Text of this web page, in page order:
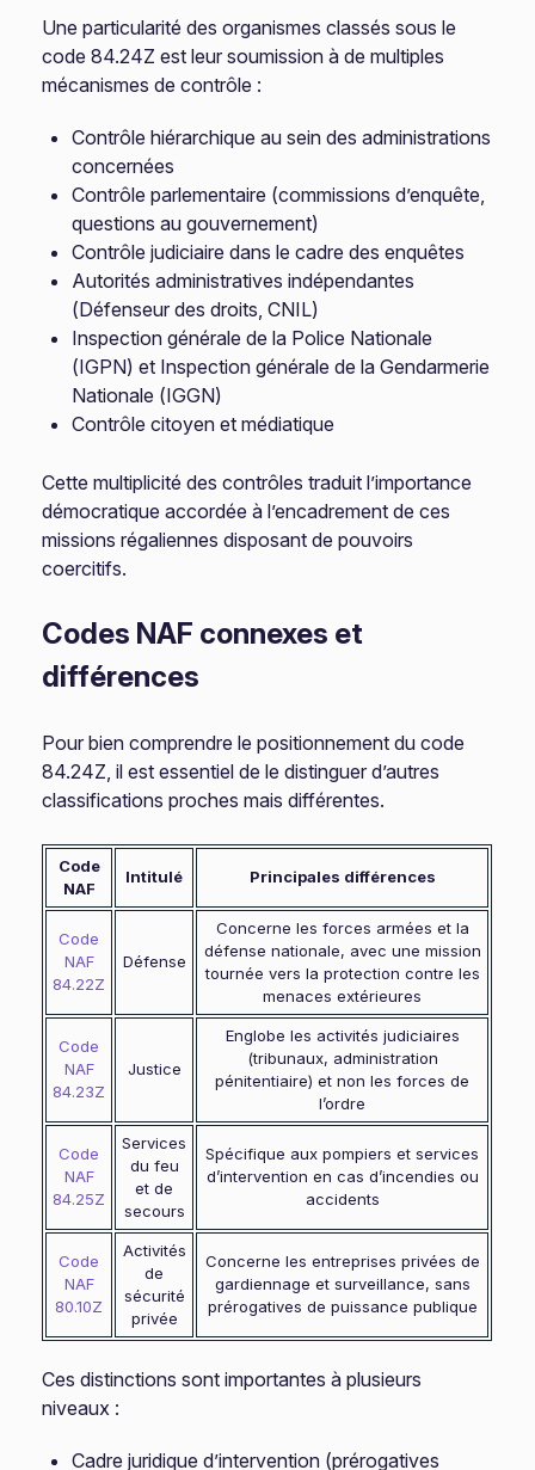
Une particularité des organismes classés sous le
code 84.24Z est leur soumission à de multiples
mécanismes de contrôle :
Contrôle hiérarchique au sein des administrations
concernées
Contrôle parlementaire (commissions d’enquête,
questions au gouvernement)
Contrôle judiciaire dans le cadre des enquêtes
Autorités administratives indépendantes
(Défenseur des droits, CNIL)
Inspection générale de la Police Nationale
(IGPN) et Inspection générale de la Gendarmerie
Nationale (IGGN)
Contrôle citoyen et médiatique
Cette multiplicité des contrôles traduit l’importance
démocratique accordée à l’encadrement de ces
missions régaliennes disposant de pouvoirs
coercitifs.
Codes NAF connexes et
différences
Pour bien comprendre le positionnement du code
84.24Z, il est essentiel de le distinguer d’autres
classifications proches mais différentes.
Code
NAF
Intitulé Principales différences
Code
NAF
84.22Z
Défense
Concerne les forces armées et la
défense nationale, avec une mission
tournée vers la protection contre les
menaces extérieures
Code
NAF
84.23Z
Justice
Englobe les activités judiciaires
(tribunaux, administration
pénitentiaire) et non les forces de
l’ordre
Code
NAF
84.25Z
Services
du feu
et de
secours
Spécifique aux pompiers et services
d’intervention en cas d’incendies ou
accidents
Code
NAF
80.10Z
Activités
de
sécurité
privée
Concerne les entreprises privées de
gardiennage et surveillance, sans
prérogatives de puissance publique
Ces distinctions sont importantes à plusieurs
niveaux :
Cadre juridique d’intervention (prérogatives